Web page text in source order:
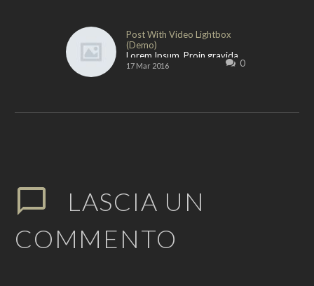
Post With Video Lightbox
(Demo)
Lorem Ipsum. Proin gravida
nibh vel velit auctor aliquet. 0
17 Mar 2016
LASCIA UN
COMMENTO